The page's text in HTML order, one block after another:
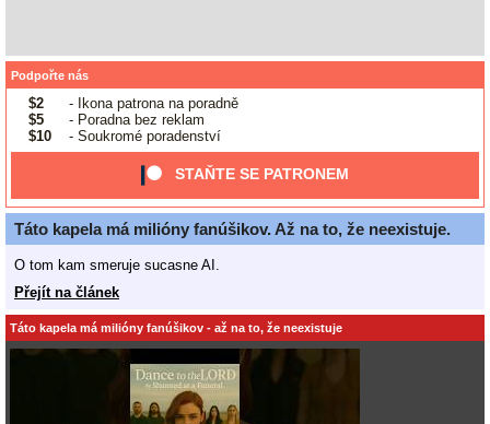
Podpořte nás
$2
- Ikona patrona na poradně
$5
- Poradna bez reklam
$10
- Soukromé poradenství
STAŇTE SE PATRONEM
Táto kapela má milióny fanúšikov. Až na to, že neexistuje.
O tom kam smeruje sucasne AI.
Přejít na článek
Táto kapela má milióny fanúšikov - až na to, že neexistuje